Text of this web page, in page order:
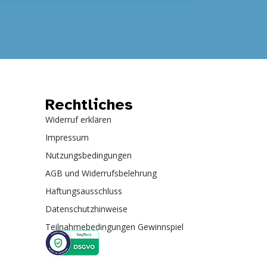
Rechtliches
Widerruf erklären
Impressum
Nutzungsbedingungen
AGB und Widerrufsbelehrung
Haftungsausschluss
Datenschutzhinweise
Teilnahmebedingungen Gewinnspiel